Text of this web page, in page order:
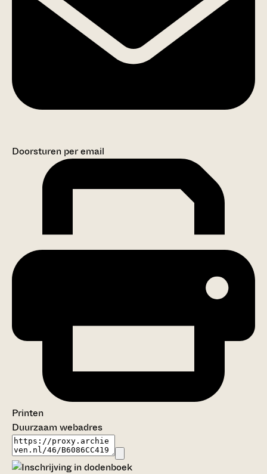
Doorsturen per email
Printen
Duurzaam webadres